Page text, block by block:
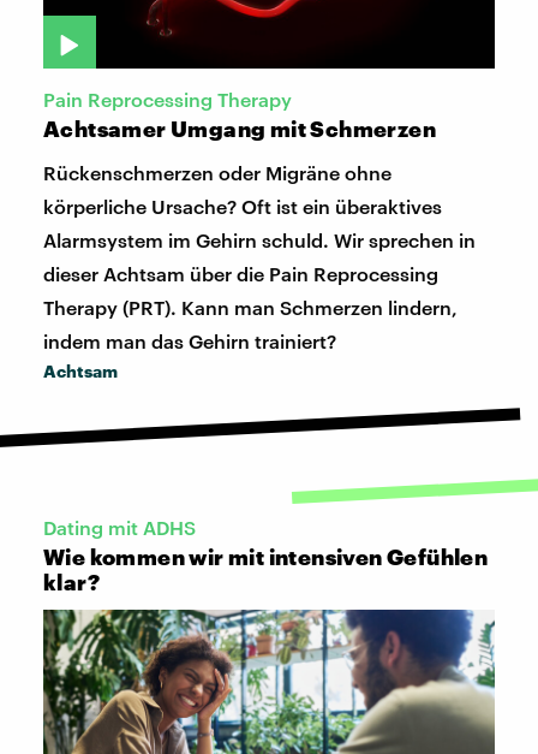
Pain Reprocessing Therapy
Achtsamer Umgang mit Schmerzen
Rückenschmerzen oder Migräne ohne
körperliche Ursache? Oft ist ein überaktives
Alarmsystem im Gehirn schuld. Wir sprechen in
dieser Achtsam über die Pain Reprocessing
Therapy (PRT). Kann man Schmerzen lindern,
indem man das Gehirn trainiert?
Achtsam
Dating mit ADHS
Wie kommen wir mit intensiven Gefühlen
klar?